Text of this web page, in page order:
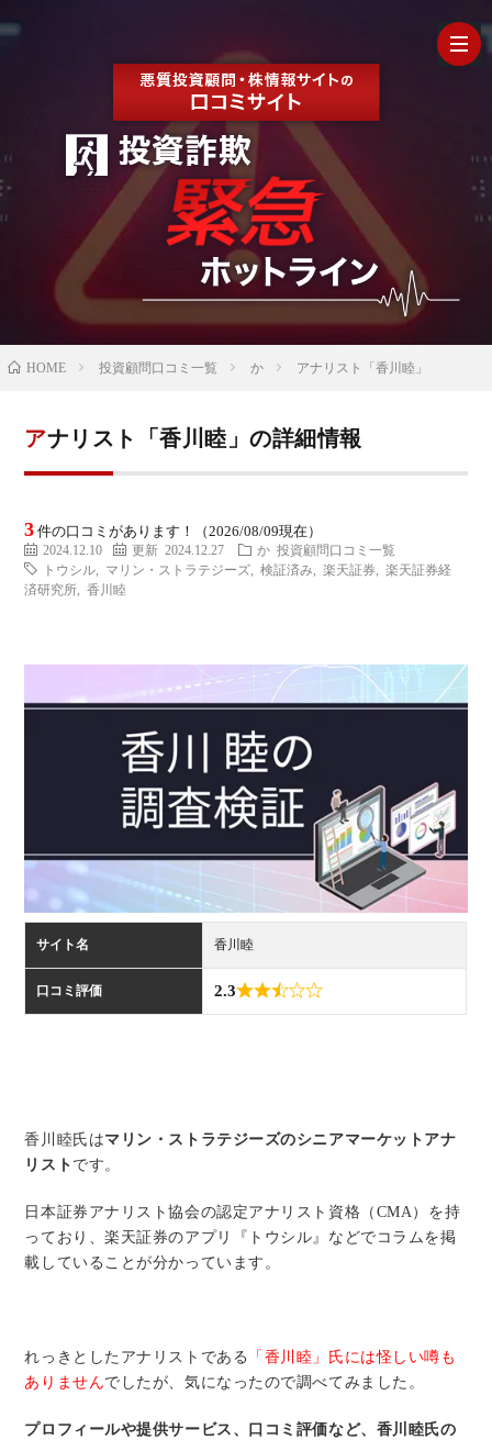
【
サー
覧
典
お
HOME 投資顧問口コミ一覧 か アナリスト「香川睦」
アナリスト「香川睦」の詳細情報
3 件の口コミがあります！（2026/08/09現在）
2024.12.10 更新 2024.12.27 か 投資顧問口コミ一覧
トウシル
マリン・ストラテジーズ ,検証済み ,楽天証券 ,楽天証券経
済研究所 ,香川睦
サイト名 香川睦
口コミ評価 2.3
香川睦氏はマリン・ストラテジーズのシニアマーケットアナ
リスト です。
日本証券アナリスト協会の認定アナリスト資格（CMA）を持
っており、楽天証券のアプリ『トウシル』などでコラムを掲
載していることが分かっています。
れっきとしたアナリストである
「香川睦」氏には怪しい噂も
ありませんでしたが、気になったので調べてみました。
プロフィールや提供サービス、口コミ評価など、香川睦氏の